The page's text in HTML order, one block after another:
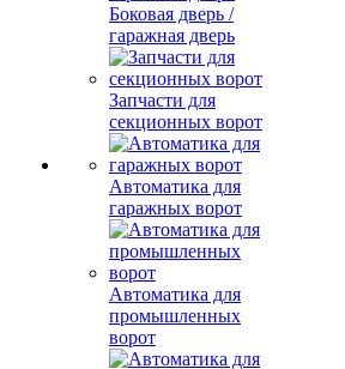
Боковая дверь /
гаражная дверь
Запчасти для
секционных ворот
Автоматика для
гаражных ворот
Автоматика для
промышленных
ворот